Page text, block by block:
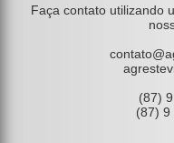
Faça contato utilizando
(87)
(87) 9